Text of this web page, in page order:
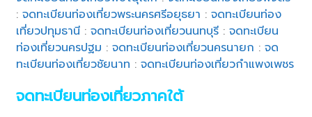
:จดทะเบียนท่องเที่ยวพระนครศรีอยุธยา :จดทะเบียนท่อง
เที่ยวปทุมธานี :จดทะเบียนท่องเที่ยวนนทบุรี :จดทะเบียน
ท่องเที่ยวนครปฐม :จดทะเบียนท่องเที่ยวนครนายก :จด
ทะเบียนท่องเที่ยวชัยนาท :จดทะเบียนท่องเที่ยวกำแพงเพชร
จดทะเบียนท่องเที่ยวภาคใต้